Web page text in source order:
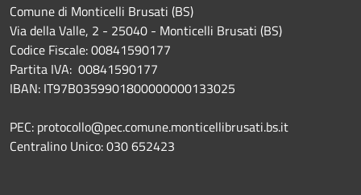
Comune di Monticelli Brusati (BS)
Via della Valle, 2 - 25040 - Monticelli Brusati (BS)
Codice Fiscale: 00841590177
Partita IVA: 00841590177
IBAN: IT97B0359901800000000133025
PEC: protocollo@pec.comune.monticellibrusati.bs.it
Centralino Unico: 030 652423